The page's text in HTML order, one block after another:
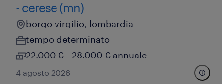
- cerese (mn)
borgo virgilio, lombardia
tempo determinato
22.000 € - 28.000 € annuale
4 agosto 2026